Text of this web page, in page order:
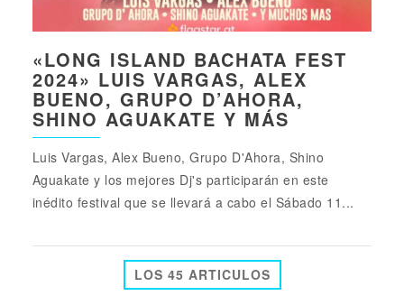
«LONG ISLAND BACHATA FEST
2024» LUIS VARGAS, ALEX
BUENO, GRUPO D’AHORA,
SHINO AGUAKATE Y MÁS
Luis Vargas, Alex Bueno, Grupo D'Ahora, Shino
Aguakate y los mejores Dj's participarán en este
inédito festival que se llevará a cabo el Sábado 11...
LOS 45 ARTICULOS